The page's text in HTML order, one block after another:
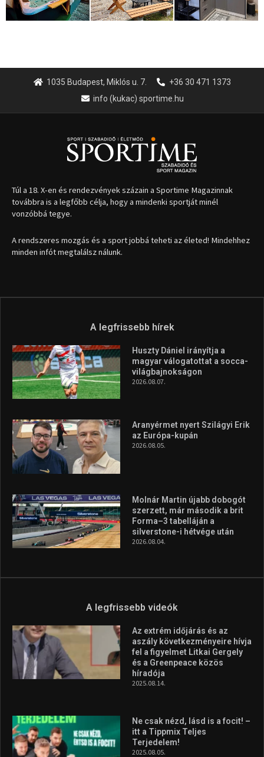
1035 Budapest, Miklós u. 7.
+36 30 471 1373
info (kukac) sportime.hu
Túl a 18. X-en és rendezvények százain a Sportime Magazinnak
továbbra is a legfőbb célja, hogy a mindenki sportját minél
vonzóbbá tegye.
A rendszeres mozgás és a sport jobbá teheti az életed! Mindehhez
minden infót megtalálsz nálunk.
A legfrissebb hírek
Huszty Dániel irányítja a
magyar válogatottat a socca-
világbajnokságon
2026.08.07.
Aranyérmet nyert Szilágyi Erik
az Európa-kupán
2026.08.05.
Molnár Martin újabb dobogót
szerzett, már második a brit
Forma–3 tabelláján a
silverstone-i hétvége után
2026.08.04.
A legfrissebb videók
Az extrém időjárás és az
aszály következményeire hívja
fel a figyelmet Litkai Gergely
és a Greenpeace közös
híradója
2025.08.14.
Ne csak nézd, lásd is a focit! –
itt a Tippmix Teljes
Terjedelem!
2025.08.05.